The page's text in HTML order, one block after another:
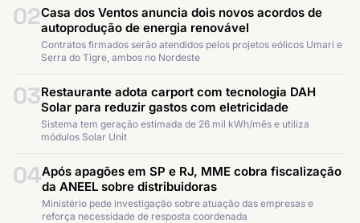
02Casa dos Ventos anuncia dois novos acordos de
autoprodução de energia renovável
Contratos firmados serão atendidos pelos projetos eólicos Umari e
Serra do Tigre, ambos no Nordeste
03Restaurante adota carport com tecnologia DAH
Solar para reduzir gastos com eletricidade
Sistema tem geração estimada de 26 mil kWh/mês e utiliza
módulos Solar Unit
04Após apagões em SP e RJ, MME cobra fiscalização
da ANEEL sobre distribuidoras
Ministério pede investigação sobre atuação das empresas e
reforça necessidade de resposta coordenada